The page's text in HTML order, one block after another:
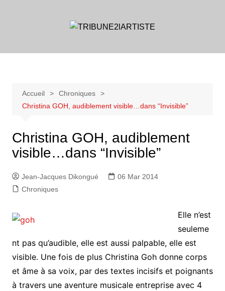
Accueil
Chroniques
Christina GOH, audiblement visible…dans “Invisible”
Christina GOH, audiblement
visible…dans “Invisible”
Jean-Jacques Dikongué
06 Mar 2014
Chroniques
Elle n’est
seuleme
nt pas qu’audible, elle est aussi palpable, elle est
visible. Une fois de plus Christina Goh donne corps
et âme à sa voix, par des textes incisifs et poignants
à travers une aventure musicale entreprise avec 4